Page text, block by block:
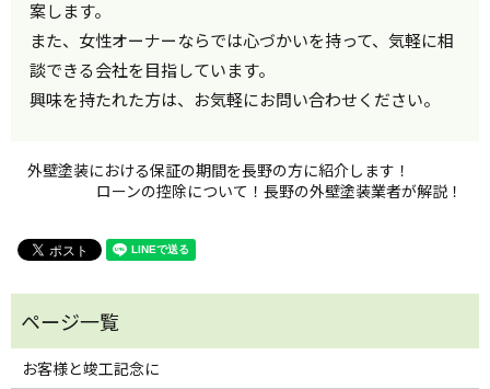
案します。
また、女性オーナーならでは心づかいを持って、気軽に相
談できる会社を目指しています。
興味を持たれた方は、お気軽にお問い合わせください。
外壁塗装における保証の期間を長野の方に紹介します！
ローンの控除について！長野の外壁塗装業者が解説！
お客様と竣工記念に